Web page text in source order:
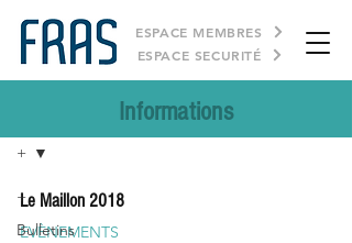
ESPACE SECURITÉ
ESPACE MEMBRES
+
Bulletins
+
Le Maillon 2018
EVÈNEMENTS
Informations